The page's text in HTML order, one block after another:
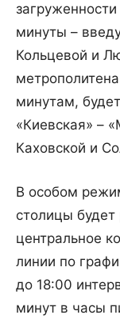
минуты –
Кольцевой и
минутам,
«Киевская» –
Каховской и
В особом
столицы будет
центральное
линии по
до 18:00
минут в часы